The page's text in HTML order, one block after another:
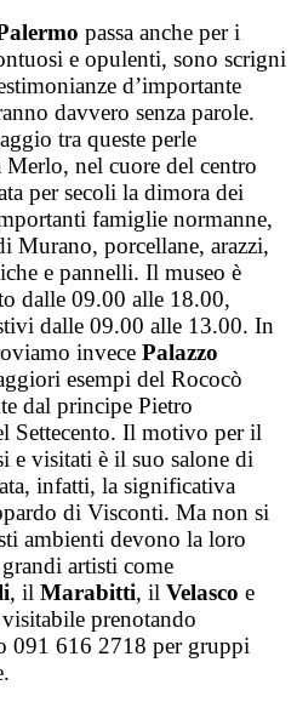
passa anche per i
e opulenti, sono scrigni
d’importante
davvero senza parole.
tra queste perle
nel cuore del centro
per secoli la dimora dei
famiglie normanne,
Murano, porcellane, arazzi,
e pannelli. Il museo è
dalle 09.00 alle 18.00,
dalle 09.00 alle 13.00. In
invece Palazzo
esempi del Rococò
dal principe Pietro
Settecento. Il motivo per il
e visitati è il suo salone di
infatti, la significativa
di Visconti. Ma non si
ambienti devono la loro
artisti come
, il Marabitti, il Velasco e
prenotando
091 616 2718 per gruppi